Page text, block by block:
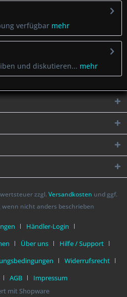
verfügbar mehr
und diskutieren... mehr
zzgl. Versandkosten und ggf.
nicht anders beschrieben
Händler-Login
Über uns
Hilfe / Support
Widerrufsrecht
AGB
Impressum
mit Shopware